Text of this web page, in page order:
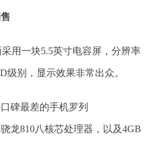
用一块5.5英寸电容屏，分辨率
级别，显示效果非常出众。
龙810八核芯处理器，以及4GB